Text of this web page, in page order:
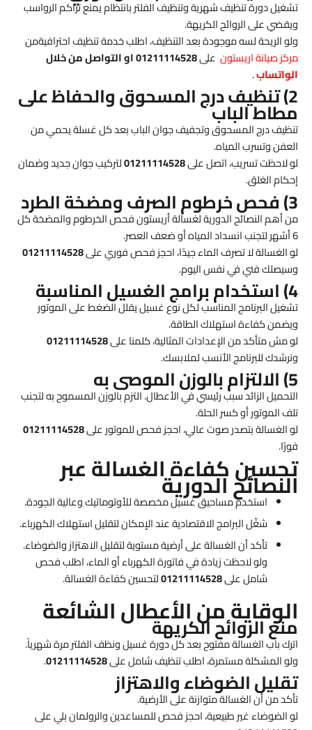
تشغيل دورة تنظيف شهرية وتنظيف الفلتر بانتظام يمنع تراكم الرواسب
ويقضي على الروائح الكريهة.
ولو الريحة لسه موجودة بعد التنظيف، اطلب خدمة تنظيف احترافيةمن
مركز صيانة اريستون على01211114528 او التواصل من خلال
الواتساب.
2) تنظيف درج المسحوق والحفاظ على
مطاط الباب
تنظيف درج المسحوق وتجفيف جوان الباب بعد كل غسلة يحمي من
العفن وتسرب المياه.
لو لاحظت تسريب، اتصل على01211114528لتركيب جوان جديد وضمان
إحكام الغلق.
3) فحص خرطوم الصرف ومضخة الطرد
من أهم النصائح الدورية لغسالة أريستون فحص الخرطوم والمضخة كل
6 أشهر لتجنب انسداد المياه أو ضعف العصر.
لو الغسالة لا تصرف الماء جيدًا، احجز فحص فوري على01211114528
وسيصلك فني في نفس اليوم.
4) استخدام برامج الغسيل المناسبة
تشغيل البرنامج المناسب لكل نوع غسيل يقلل الضغط على الموتور
ويضمن كفاءة استهلاك الطاقة.
لو مش متأكد من الإعدادات المثالية، كلمنا على01211114528
ونرشدك للبرنامج الأنسب لملابسك.
5) الالتزام بالوزن الموصى به
التحميل الزائد سبب رئيسي في الأعطال. التزم بالوزن المسموح به لتجنب
تلف الموتور أو كسر الحلة.
لو الغسالة بتصدر صوت عالي، احجز فحص للموتور على01211114528
فورًا.
تحسين كفاءة الغسالة عبر
النصائح الدورية
استخدم مساحيق غسيل مخصصة للأوتوماتيك وعالية الجودة.
شغّل البرامج الاقتصادية عند الإمكان لتقليل استهلاك الكهرباء.
تأكد أن الغسالة على أرضية مستوية لتقليل الاهتزاز والضوضاء.
ولو لاحظت زيادة في فاتورة الكهرباء أو الماء، اطلب فحص
شامل على01211114528لتحسين كفاءة الغسالة.
الوقاية من الأعطال الشائعة
منع الروائح الكريهة
اترك باب الغسالة مفتوح بعد كل دورة غسيل ونظف الفلتر مرة شهرياً.
ولو المشكلة مستمرة، اطلب تنظيف شامل على01211114528
.
تقليل الضوضاء والاهتزاز
تأكد من أن الغسالة متوازنة على الأرضية.
لو الضوضاء غير طبيعية، احجز فحص للمساعدين والرولمان بلي على